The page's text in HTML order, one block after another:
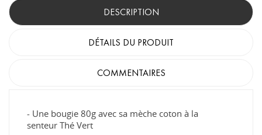
DESCRIPTION
DÉTAILS DU PRODUIT
COMMENTAIRES
- Une bougie 80g avec sa mèche coton à la
senteur Thé Vert